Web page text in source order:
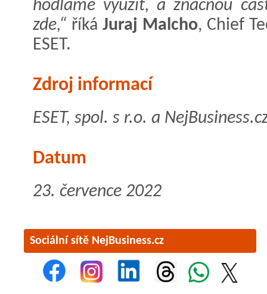
hodláme využít, a značnou
zde,“ říká Juraj Malcho, Chief
ESET.
Zdroj informací
ESET, spol. s r.o. a
Datum
23. července 2022
Sociální sítě NejBusiness.cz